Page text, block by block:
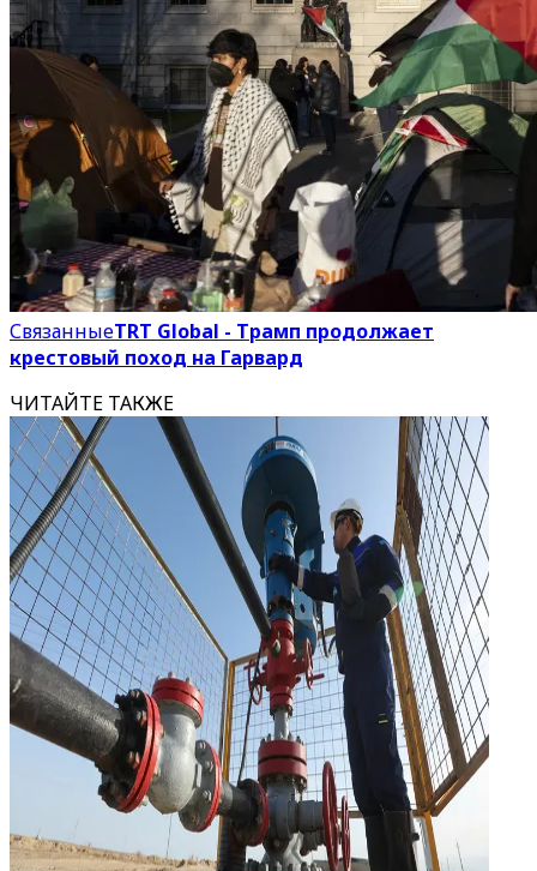
СвязанныеTRT Global - Трамп продолжает
крестовый поход на Гарвард
ЧИТАЙТЕ ТАКЖЕ